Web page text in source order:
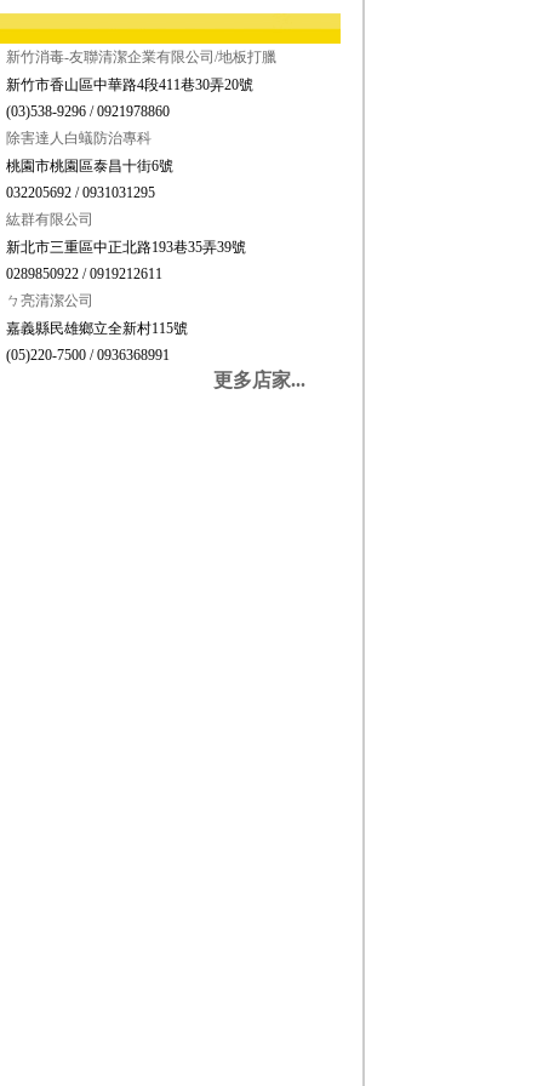
新竹消毒-友聯清潔企業有限公司/地板打臘
新竹市香山區中華路4段411巷30弄20號
(03)538-9296 / 0921978860
除害達人白蟻防治專科
桃園市桃園區泰昌十街6號
032205692 / 0931031295
紘群有限公司
新北市三重區中正北路193巷35弄39號
0289850922 / 0919212611
ㄅ亮清潔公司
嘉義縣民雄鄉立全新村115號
(05)220-7500 / 0936368991
更多店家...